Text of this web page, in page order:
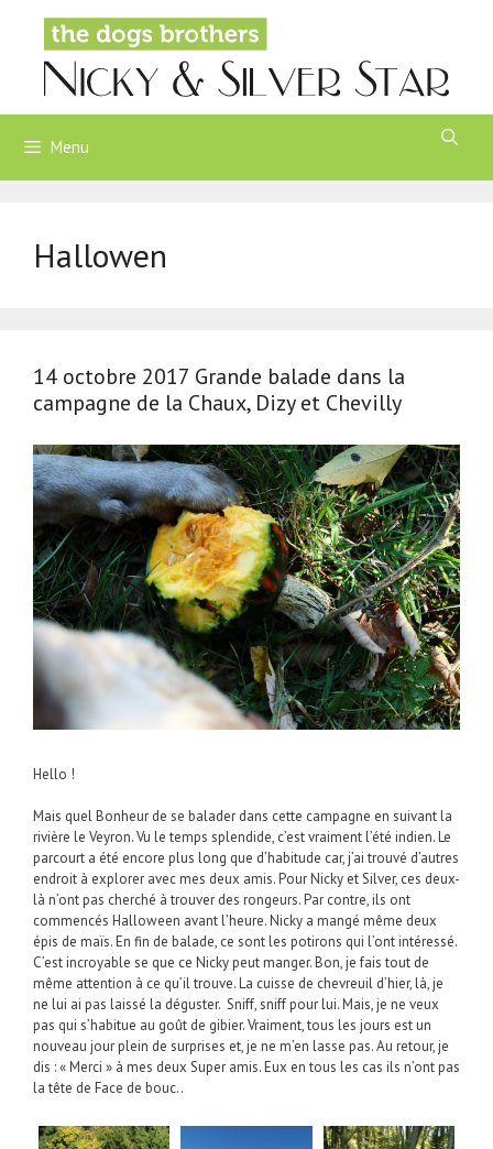
contenu
Menu
Hallowen
14 octobre 2017 Grande balade dans la
campagne de la Chaux, Dizy et Chevilly
Hello !
Mais quel Bonheur de se balader dans cette campagne en suivant la
rivière le Veyron. Vu le temps splendide, c’est vraiment l’été indien. Le
parcourt a été encore plus long que d’habitude car, j’ai trouvé d’autres
endroit à explorer avec mes deux amis. Pour Nicky et Silver, ces deux-
là n’ont pas cherché à trouver des rongeurs. Par contre, ils ont
commencés Halloween avant l’heure. Nicky a mangé même deux
épis de maïs. En fin de balade, ce sont les potirons qui l’ont intéressé.
C’est incroyable se que ce Nicky peut manger. Bon, je fais tout de
même attention à ce qu’il trouve. La cuisse de chevreuil d’hier, là, je
ne lui ai pas laissé la déguster. Sniff, sniff pour lui. Mais, je ne veux
pas qui s’habitue au goût de gibier. Vraiment, tous les jours est un
nouveau jour plein de surprises et, je ne m’en lasse pas. Au retour, je
dis : « Merci » à mes deux Super amis. Eux en tous les cas ils n’ont pas
la tête de Face de bouc..